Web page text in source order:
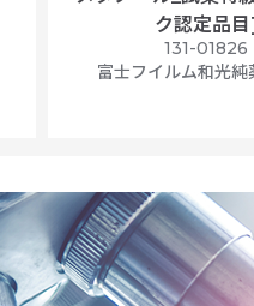
ク認定品
131-01826
富士フイルム和光純